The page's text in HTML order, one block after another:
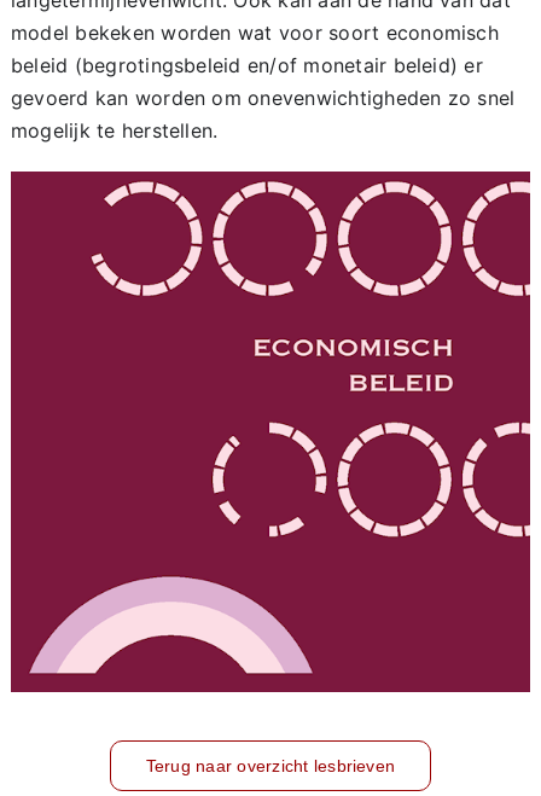
model bekeken worden wat voor soort economisch
beleid (begrotingsbeleid en/of monetair beleid) er
gevoerd kan worden om onevenwichtigheden zo snel
mogelijk te herstellen.
Terug naar overzicht lesbrieven